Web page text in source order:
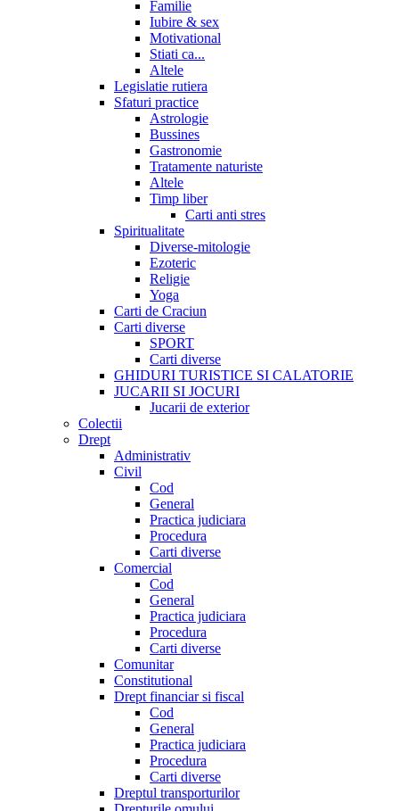
Familie
Iubire & sex
Motivational
Stiati ca...
Altele
Legislatie rutiera
Sfaturi practice
Astrologie
Bussines
Gastronomie
Tratamente naturiste
Altele
Timp liber
Carti anti stres
Spiritualitate
Diverse-mitologie
Ezoteric
Religie
Yoga
Carti de Craciun
Carti diverse
SPORT
Carti diverse
GHIDURI TURISTICE SI CALATORIE
JUCARII SI JOCURI
Jucarii de exterior
Colectii
Drept
Administrativ
Civil
Cod
General
Practica judiciara
Procedura
Carti diverse
Comercial
Cod
General
Practica judiciara
Procedura
Carti diverse
Comunitar
Constitutional
Drept financiar si fiscal
Cod
General
Practica judiciara
Procedura
Carti diverse
Dreptul transporturilor